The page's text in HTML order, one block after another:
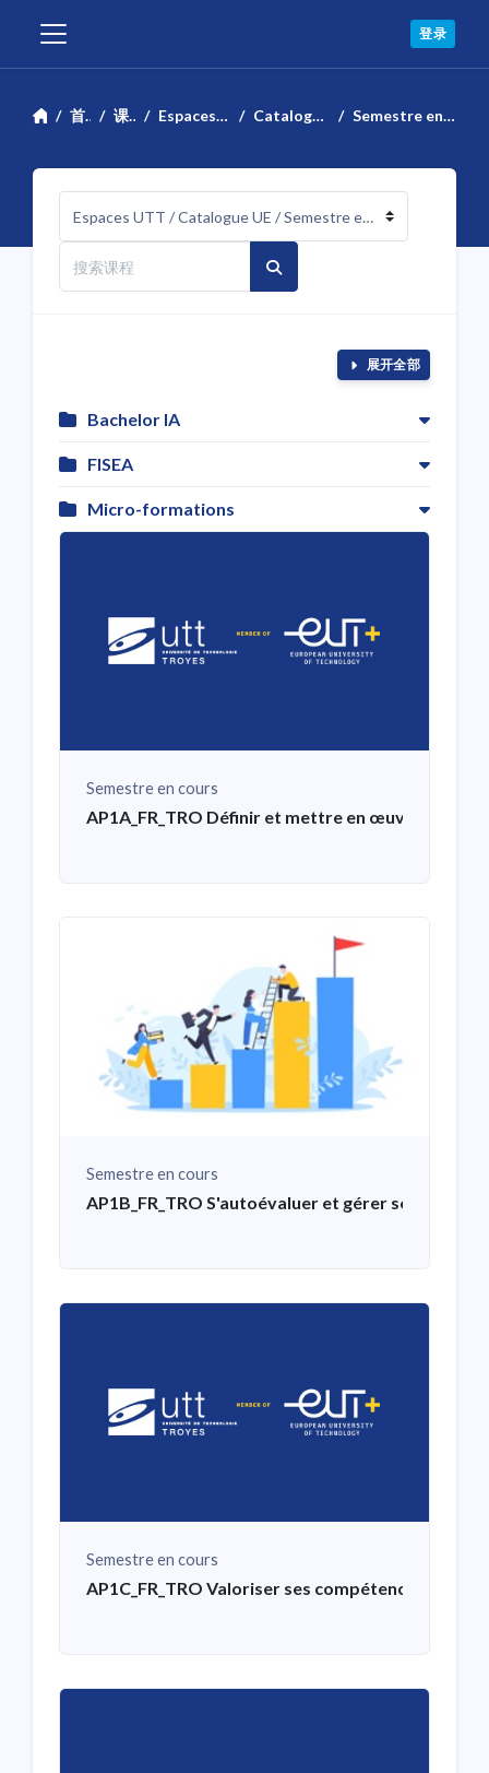
登录
首页 课程 Espaces UTT Catalogue UE Semestre en cours
课程类别
搜索课程
展开全部
Bachelor IA
FISEA
Micro-formations
Semestre en cours
AP1A_FR_TRO Définir et mettre en œuvre son
Semestre en cours
AP1B_FR_TRO S'autoévaluer et gérer ses
Semestre en cours
AP1C_FR_TRO Valoriser ses compétences et